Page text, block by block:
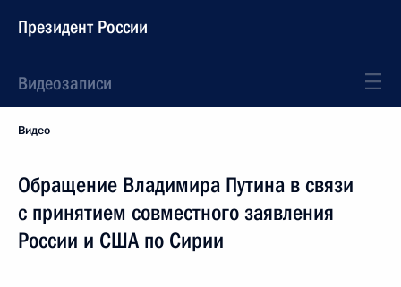
Президент России
Видеозаписи
Видео
Обращение Владимира Путина в связи
с принятием совместного заявления
России и США по Сирии